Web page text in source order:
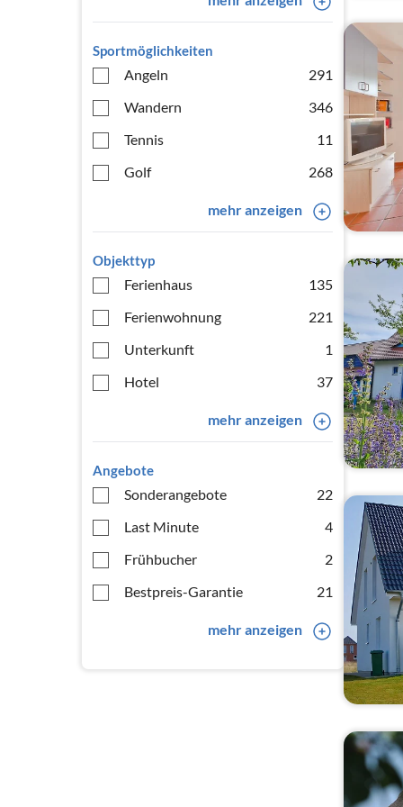
Sportmöglichkeiten
Angeln
291
Wandern
346
Tennis
11
Golf
268
mehr anzeigen
Objekttyp
Ferienhaus
135
Ferienwohnung
221
Unterkunft
1
Hotel
37
mehr anzeigen
Angebote
Sonderangebote
22
Last Minute
4
Frühbucher
2
Bestpreis-Garantie
21
mehr anzeigen